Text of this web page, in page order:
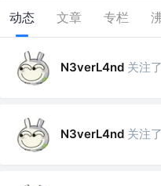
动态 文章 专栏
N3verL4nd 关注了
N3verL4nd 关注了